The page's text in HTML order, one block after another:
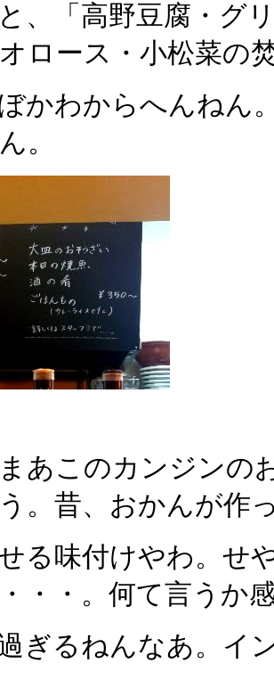
、「高野豆腐・グ
ロース・小松菜の
かわからへんねん
。
あこのカンジンの
。昔、おかんが作
る味付けやわ。せ
・・。何て言うか
ぎるねんなあ。イ